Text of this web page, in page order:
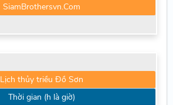
SiamBrothersvn.Com
Lịch thủy triều Đồ Sơn
Thời gian (h là giờ)